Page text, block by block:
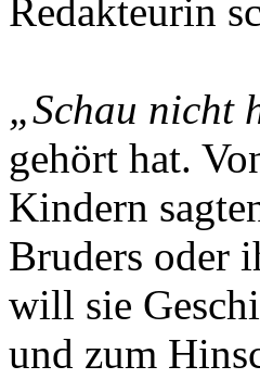
Redakteurin
„Schau nicht
gehört hat.
Kindern
Bruders oder
will sie
und zum